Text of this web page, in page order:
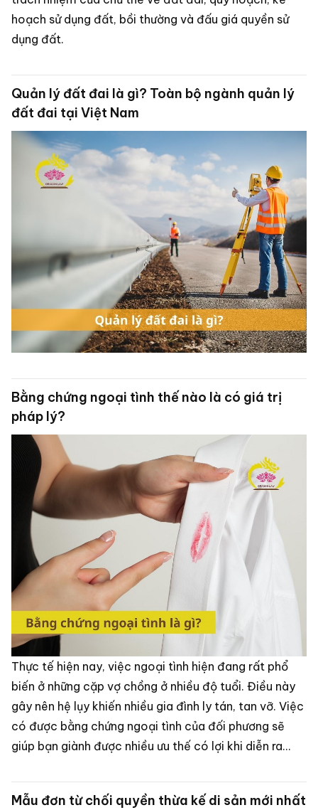
hoạch sử dụng đất, bồi thường và đấu giá quyền sử
dụng đất.
Quản lý đất đai là gì? Toàn bộ ngành quản lý
đất đai tại Việt Nam
Bằng chứng ngoại tình thế nào là có giá trị
pháp lý?
Thực tế hiện nay, việc ngoại tình hiện đang rất phổ
biến ở những cặp vợ chồng ở nhiều độ tuổi. Điều này
gây nên hệ lụy khiến nhiều gia đình ly tán, tan vỡ. Việc
có được bằng chứng ngoại tình của đối phương sẽ
giúp bạn giành được nhiều ưu thế có lợi khi diễn ra
Mẫu đơn từ chối quyền thừa kế di sản mới nhất